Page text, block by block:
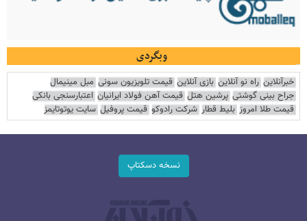
وبگردی
خبرآنلاین راه نو آنلاین بازی آنلاین قیمت تلویزیون سونی مبل مینیمال
جراح بینی گوشتی پرشین هتل قیمت آهن فولاد ایرانیان اعتبارسنجی بانکی
قیمت طلا امروز بلیط قطار شرکت رادوکو قیمت پروفیل سایت یوتوتایمز
نسخه دسکتاپ